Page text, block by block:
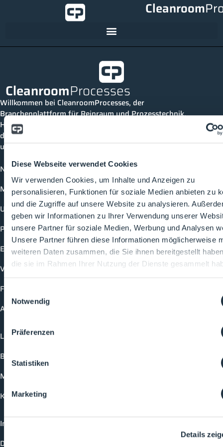
Diese Webseite verwendet Cookies
Wir verwenden Cookies, um Inhalte und Anzeigen zu
personalisieren, Funktionen für soziale Medien anbieten zu
und die Zugriffe auf unsere Website zu analysieren.
geben wir Informationen zu Ihrer Verwendung unserer
unsere Partner für soziale Medien, Werbung und Analysen
Unsere Partner führen diese Informationen möglicherweise
weiteren Daten zusammen, die Sie ihnen bereitgestellt
die sie im Rahmen Ihrer Nutzung der Dienste gesammelt
Einwilligungsauswahl
Notwendig
Präferenzen
Statistiken
Marketing
Details
Cleanroom
CleanroomProcesses
Willkommen bei CleanroomProcesses, der
Branchenplattform für Reinraum und Prozesstechnik.
Hier bleibst du immer auf dem neuesten Stand, kannst
dich mit anderen verknüpfen und alle relevanten Themen
und Events der Branche entdecken.
News
Mediathek
Unternehmen
Produkte
Events
Vorträge
Future-Faces
Academy
Login
Buchungsmöglichkeiten
Medienformate
Kontakt
Impressum
Datenschutzerklärung